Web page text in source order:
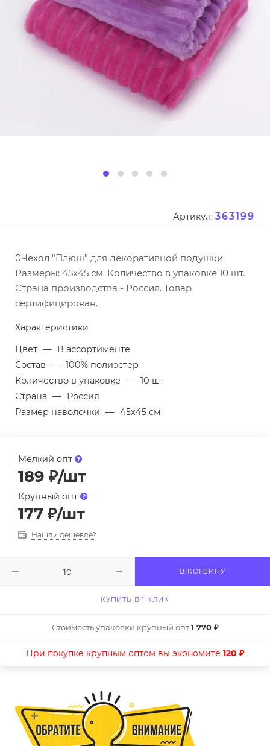
Артикул: 363199
0Чехол "Плюш" для декоративной подушки.
Размеры: 45х45 см. Количество в упаковке 10 шт.
Страна производства - Россия. Товар
сертифицирован.
Характеристики
Цвет — В ассортименте
Состав — 100% полиэстер
Количество в упаковке — 10 шт
Страна — Россия
Размер наволочки — 45х45 см
Мелкий опт
189 ₽/шт
Крупный опт
177 ₽/шт
Нашли дешевле?
В КОРЗИНУ
КУПИТЬ В 1 КЛИК
Стоимость упаковки крупный опт1 770 ₽
При покупке крупным оптом вы экономите 120 ₽